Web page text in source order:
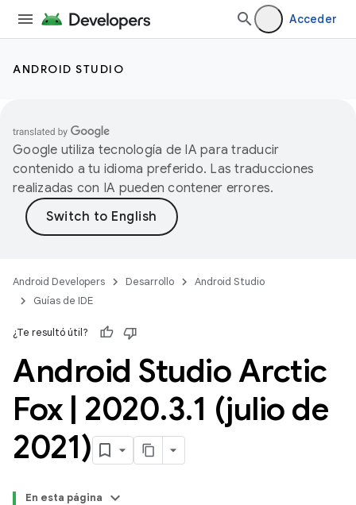
Acceder
ANDROID STUDIO
Google utiliza tecnología de IA para traducir
contenido a tu idioma preferido. Las traducciones
realizadas con IA pueden contener errores.
Android Developers Desarrollo
Android Studio
Guías de IDE
¿Te resultó útil?
Android Studio Arctic
Fox | 2020.3.1 (julio de
2021)
En esta página